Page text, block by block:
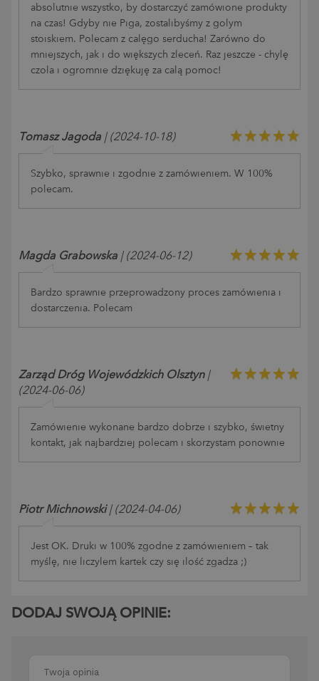
absolutnie wszystko, by dostarczyć zamówione produkty
na czas! Gdyby nie Piga, zostalibyśmy z gołym
stoiskiem. Polecam z całęgo serducha! Zarówno do
mniejszych, jak i do większych zleceń. Raz jeszcze - chylę
czoła i ogromnie dziękuję za całą pomoc!
Tomasz Jagoda | (2024-10-18)
Szybko, sprawnie i zgodnie z zamówieniem. W 100%
polecam.
Magda Grabowska | (2024-06-12)
Bardzo sprawnie przeprowadzony proces zamówienia i
dostarczenia. Polecam
Zarząd Dróg Wojewódzkich Olsztyn|
(2024-06-06)
Zamówienie wykonane bardzo dobrze i szybko, świetny
kontakt, jak najbardziej polecam i skorzystam ponownie
Piotr Michnowski| (2024-04-06)
Jest OK. Druki w 100% zgodne z zamówieniem – tak
myślę, nie liczyłem kartek czy się ilość zgadza ;)
DODAJ SWOJĄ OPINIE: